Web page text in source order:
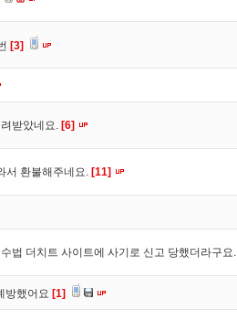
[3]
받았네요. [6]
서 환불해주네요. [11]
법 더치트 사이트에 사기로 신고 당했더라구요.
방했어요 [1]